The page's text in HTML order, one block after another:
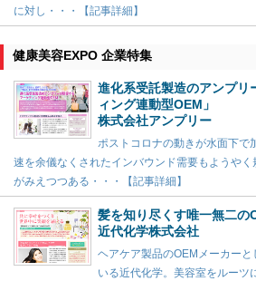
に対し・・・【記事詳細】
健康美容EXPO 企業特集
進化系受託製造のアンプリ
ィング連動型OEM」
株式会社アンプリー
ポストコロナの動きが水面下で
速を余儀なくされたインバウンド需要もようや
がみえつつある・・・【記事詳細】
髪を知り尽くす唯一無二の
近代化学株式会社
ヘアケア製品のOEMメーカー
いる近代化学。美容室をルーツ